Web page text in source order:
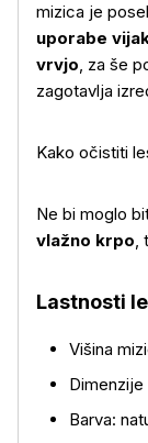
mizica je
uporabe
vrvjo, za še
zagotavlja
Kako očistiti
Ne bi moglo
vlažno krpo,
Lastnosti
Višina
Barva: